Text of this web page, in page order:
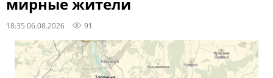
мирные жители
18:35 06.08.2026 91